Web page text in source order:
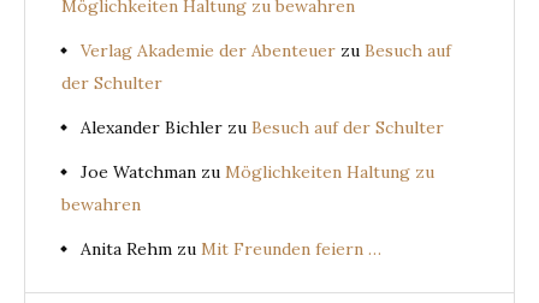
Möglichkeiten Haltung zu bewahren
Verlag Akademie der Abenteuer zu Besuch auf
der Schulter
Alexander Bichler zu Besuch auf der Schulter
Joe Watchman zu Möglichkeiten Haltung zu
bewahren
Anita Rehm zu Mit Freunden feiern …